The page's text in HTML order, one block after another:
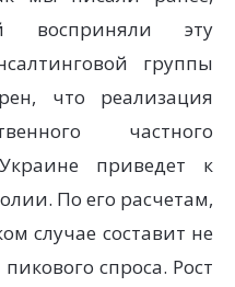
восприняли эту
группы
что реализация
частного
приведет к
По его расчетам,
случае составит не
спроса. Рост